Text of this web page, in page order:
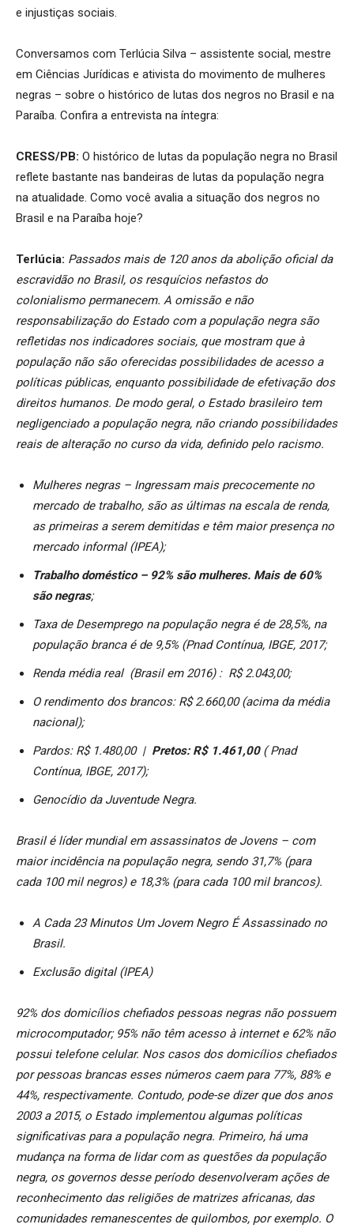
e injustiças sociais.
Conversamos com Terlúcia Silva – assistente social, mestre
em Ciências Jurídicas e ativista do movimento de mulheres
negras – sobre o histórico de lutas dos negros no Brasil e na
Paraíba. Confira a entrevista na íntegra:
CRESS/PB: O histórico de lutas da população negra no Brasil
reflete bastante nas bandeiras de lutas da população negra
na atualidade. Como você avalia a situação dos negros no
Brasil e na Paraíba hoje?
Terlúcia: Passados mais de 120 anos da abolição oficial da
escravidão no Brasil, os resquícios nefastos do
colonialismo permanecem. A omissão e não
responsabilização do Estado com a população negra são
refletidas nos indicadores sociais, que mostram que à
população não são oferecidas possibilidades de acesso a
políticas públicas, enquanto possibilidade de efetivação dos
direitos humanos. De modo geral, o Estado brasileiro tem
negligenciado a população negra, não criando possibilidades
reais de alteração no curso da vida, definido pelo racismo.
Mulheres negras – Ingressam mais precocemente no
mercado de trabalho, são as últimas na escala de renda,
as primeiras a serem demitidas e têm maior presença no
mercado informal (IPEA);
Trabalho doméstico – 92% são mulheres. Mais de 60%
são negras;
Taxa de Desemprego na população negra é de 28,5%, na
população branca é de 9,5% (Pnad Contínua, IBGE, 2017;
Renda média real (Brasil em 2016) : R$ 2.043,00;
O rendimento dos brancos: R$ 2.660,00 (acima da média
nacional);
Pardos: R$ 1.480,00 |Pretos: R$ 1.461,00 ( Pnad
Contínua, IBGE, 2017);
Genocídio da Juventude Negra.
Brasil é líder mundial em assassinatos de Jovens – com
maior incidência na população negra, sendo 31,7% (para
cada 100 mil negros) e 18,3% (para cada 100 mil brancos).
A Cada 23 Minutos Um Jovem Negro É Assassinado no
Brasil.
Exclusão digital (IPEA)
92% dos domicílios chefiados pessoas negras não possuem
microcomputador; 95% não têm acesso à internet e 62% não
possui telefone celular. Nos casos dos domicílios chefiados
por pessoas brancas esses números caem para 77%, 88% e
44%, respectivamente. Contudo, pode-se dizer que dos anos
2003 a 2015, o Estado implementou algumas políticas
significativas para a população negra. Primeiro, há uma
mudança na forma de lidar com as questões da população
negra, os governos desse período desenvolveram ações de
reconhecimento das religiões de matrizes africanas, das
comunidades remanescentes de quilombos, por exemplo. O